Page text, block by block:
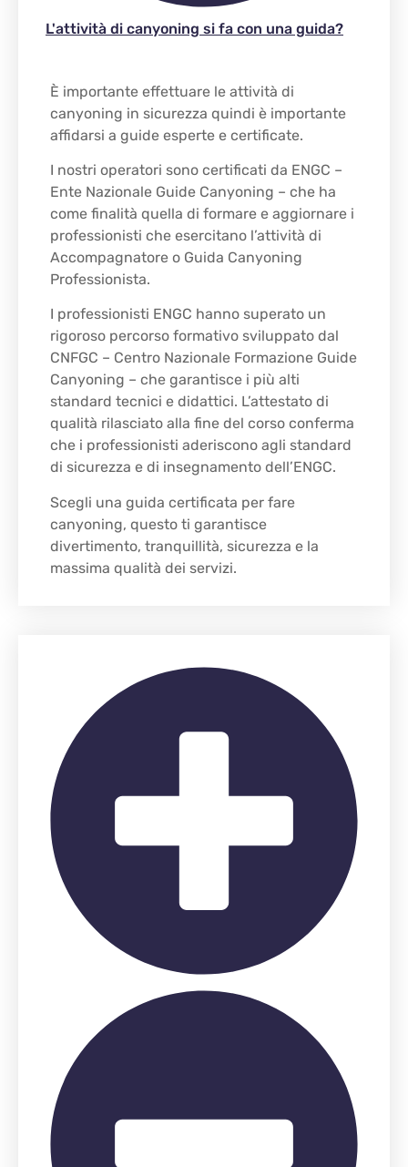
L'attività di canyoning si fa con una guida?
È importante effettuare le attività di
canyoning in sicurezza quindi è importante
affidarsi a guide esperte e certificate.
I nostri operatori sono certificati da ENGC –
Ente Nazionale Guide Canyoning – che ha
come finalità quella di formare e aggiornare i
professionisti che esercitano l’attività di
Accompagnatore o Guida Canyoning
Professionista.
I professionisti ENGC hanno superato un
rigoroso percorso formativo sviluppato dal
CNFGC – Centro Nazionale Formazione Guide
Canyoning – che garantisce i più alti
standard tecnici e didattici. L’attestato di
qualità rilasciato alla fine del corso conferma
che i professionisti aderiscono agli standard
di sicurezza e di insegnamento dell’ENGC.
Scegli una guida certificata per fare
canyoning, questo ti garantisce
divertimento, tranquillità, sicurezza e la
massima qualità dei servizi.